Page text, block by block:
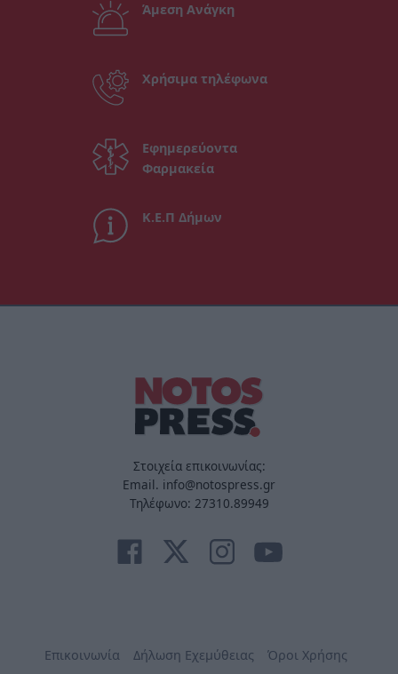
Άμεση Ανάγκη
Χρήσιμα τηλέφωνα
Εφημερεύοντα
Φαρμακεία
Κ.Ε.Π Δήμων
Στοιχεία επικοινωνίας:
Email. info@notospress.gr
Τηλέφωνο: 27310.89949
Επικοινωνία Δήλωση Εχεμύθειας Όροι Χρήσης